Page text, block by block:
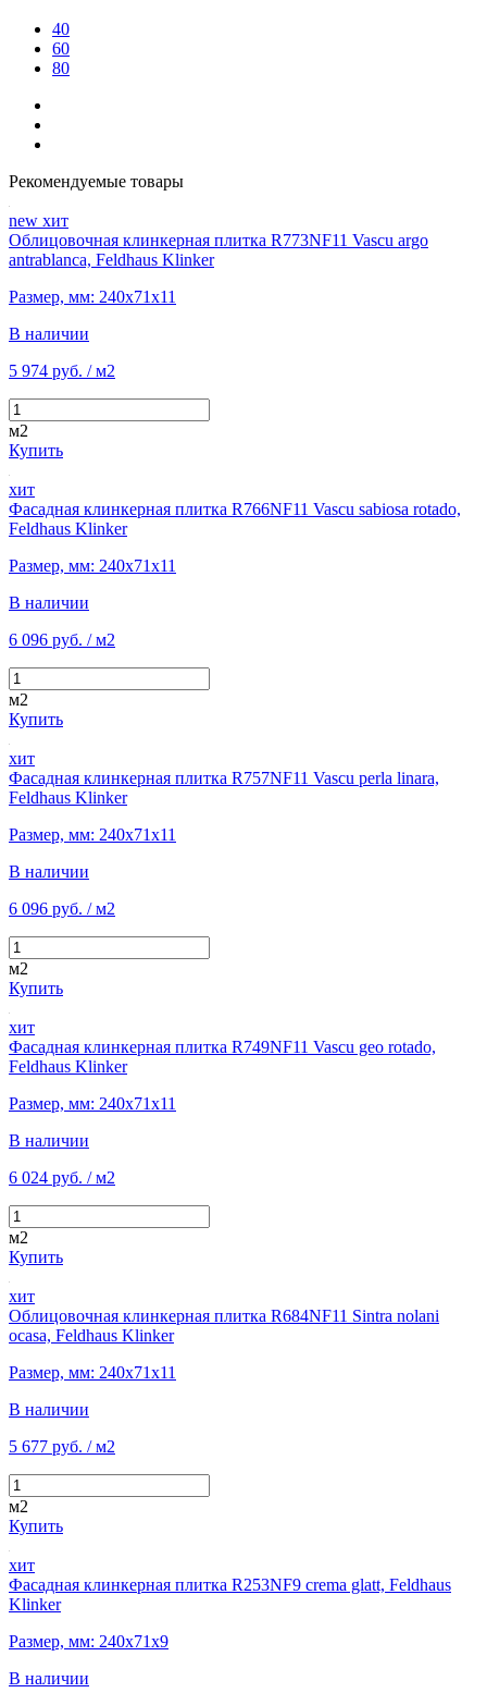
40
60
80
Рекомендуемые товары
new хит
Облицовочная клинкерная плитка R773NF11 Vascu argo
antrablanca, Feldhaus Klinker
Размер, мм: 240х71х11
В наличии
5 974 руб. / м2
м2
Купить
хит
Фасадная клинкерная плитка R766NF11 Vascu sabiosa rotado,
Feldhaus Klinker
Размер, мм: 240х71х11
В наличии
6 096 руб. / м2
м2
Купить
хит
Фасадная клинкерная плитка R757NF11 Vascu perla linara,
Feldhaus Klinker
Размер, мм: 240х71х11
В наличии
6 096 руб. / м2
м2
Купить
хит
Фасадная клинкерная плитка R749NF11 Vascu geo rotado,
Feldhaus Klinker
Размер, мм: 240х71х11
В наличии
6 024 руб. / м2
м2
Купить
хит
Облицовочная клинкерная плитка R684NF11 Sintra nolani
ocasa, Feldhaus Klinker
Размер, мм: 240х71х11
В наличии
5 677 руб. / м2
м2
Купить
хит
Фасадная клинкерная плитка R253NF9 crema glatt, Feldhaus
Klinker
Размер, мм: 240х71х9
В наличии